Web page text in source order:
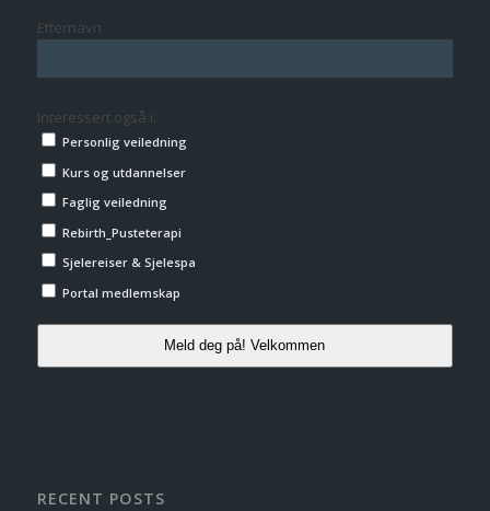
Etternavn
Interessert også i:
Personlig veiledning
Kurs og utdannelser
Faglig veiledning
Rebirth_Pusteterapi
Sjelereiser & Sjelespa
Portal medlemskap
Meld deg på! Velkommen
RECENT POSTS